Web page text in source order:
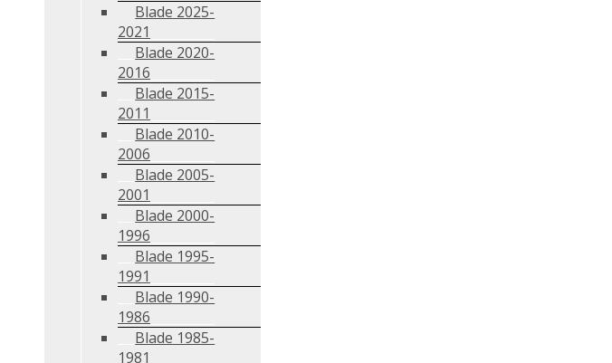
Blade 2025-
2021
Blade 2020-
2016
Blade 2015-
2011
Blade 2010-
2006
Blade 2005-
2001
Blade 2000-
1996
Blade 1995-
1991
Blade 1990-
1986
Blade 1985-
1981